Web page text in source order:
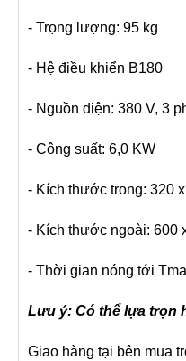
- Trọng lượng: 95 kg
- Hệ điều khiển B180
- Nguồn điện: 380 V, 3
- Công suất: 6,0 KW
- Kích thước trong: 320
- Kích thước ngoài: 600
- Thời gian nóng tới
Lưu ý: Có thể lựa trọn
Giao hàng tại bên mua